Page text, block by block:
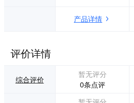
产品详情
评价详情
综合评价
暂无评分
0条点评